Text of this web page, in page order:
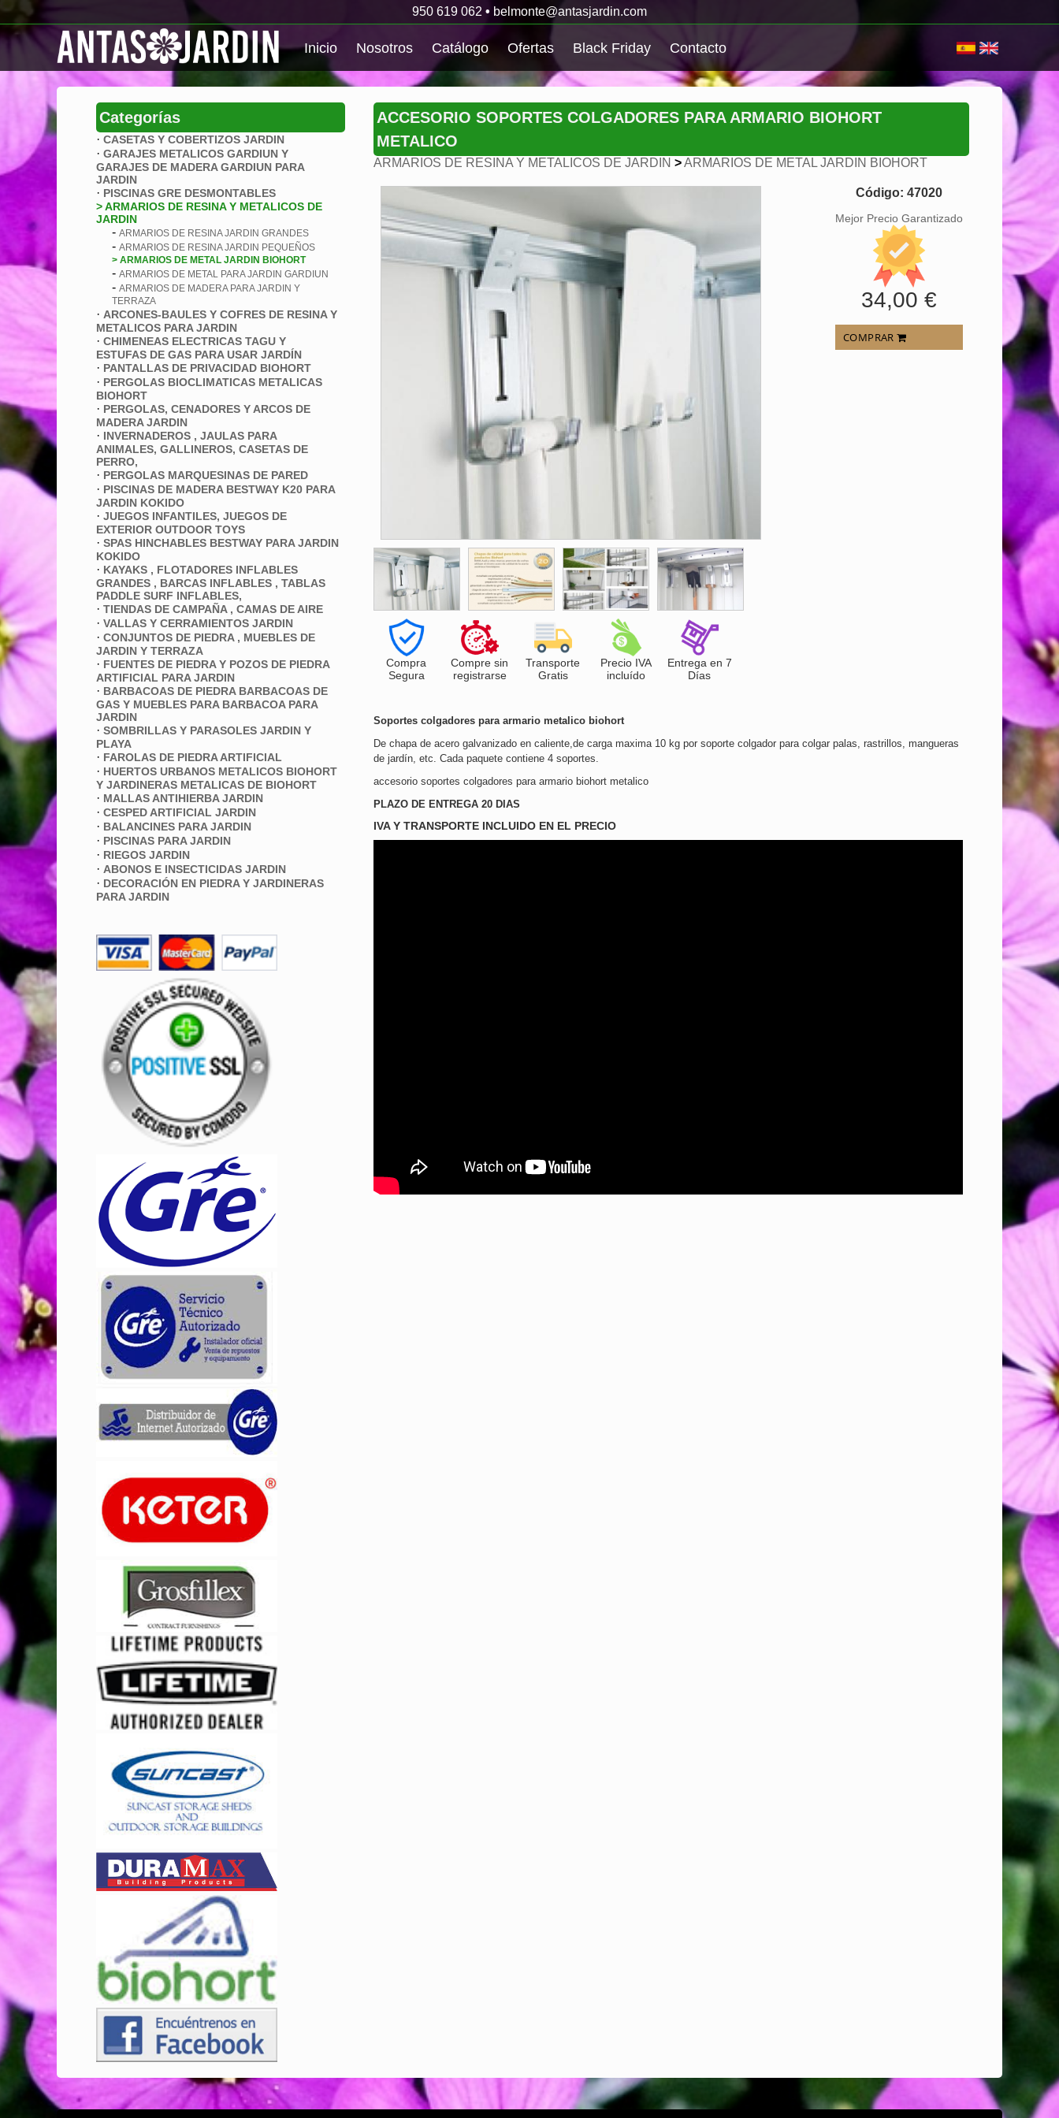
950 619 062 • belmonte@antasjardin.com
Inicio Nosotros Catálogo Ofertas Black Friday Contacto
Categorías
· CASETAS Y COBERTIZOS JARDIN
· GARAJES METALICOS GARDIUN Y
GARAJES DE MADERA GARDIUN PARA
JARDIN
· PISCINAS GRE DESMONTABLES
> ARMARIOS DE RESINA Y METALICOS DE
JARDIN
- ARMARIOS DE RESINA JARDIN GRANDES
- ARMARIOS DE RESINA JARDIN PEQUEÑOS
> ARMARIOS DE METAL JARDIN BIOHORT
- ARMARIOS DE METAL PARA JARDIN GARDIUN
- ARMARIOS DE MADERA PARA JARDIN Y
TERRAZA
· ARCONES-BAULES Y COFRES DE RESINA Y
METALICOS PARA JARDIN
· CHIMENEAS ELECTRICAS TAGU Y
ESTUFAS DE GAS PARA USAR JARDÍN
· PANTALLAS DE PRIVACIDAD BIOHORT
· PERGOLAS BIOCLIMATICAS METALICAS
BIOHORT
· PERGOLAS, CENADORES Y ARCOS DE
MADERA JARDIN
· INVERNADEROS , JAULAS PARA
ANIMALES, GALLINEROS, CASETAS DE
PERRO,
· PERGOLAS MARQUESINAS DE PARED
· PISCINAS DE MADERA BESTWAY K20 PARA
JARDIN KOKIDO
· JUEGOS INFANTILES, JUEGOS DE
EXTERIOR OUTDOOR TOYS
· SPAS HINCHABLES BESTWAY PARA JARDIN
KOKIDO
· KAYAKS , FLOTADORES INFLABLES
GRANDES , BARCAS INFLABLES , TABLAS
PADDLE SURF INFLABLES,
· TIENDAS DE CAMPAÑA , CAMAS DE AIRE
· VALLAS Y CERRAMIENTOS JARDIN
· CONJUNTOS DE PIEDRA , MUEBLES DE
JARDIN Y TERRAZA
· FUENTES DE PIEDRA Y POZOS DE PIEDRA
ARTIFICIAL PARA JARDIN
· BARBACOAS DE PIEDRA BARBACOAS DE
GAS Y MUEBLES PARA BARBACOA PARA
JARDIN
· SOMBRILLAS Y PARASOLES JARDIN Y
PLAYA
· FAROLAS DE PIEDRA ARTIFICIAL
· HUERTOS URBANOS METALICOS BIOHORT
Y JARDINERAS METALICAS DE BIOHORT
· MALLAS ANTIHIERBA JARDIN
· CESPED ARTIFICIAL JARDIN
· BALANCINES PARA JARDIN
· PISCINAS PARA JARDIN
· RIEGOS JARDIN
· ABONOS E INSECTICIDAS JARDIN
· DECORACIÓN EN PIEDRA Y JARDINERAS
PARA JARDIN
ACCESORIO SOPORTES COLGADORES PARA ARMARIO BIOHORT
METALICO
ARMARIOS DE RESINA Y METALICOS DE JARDIN >ARMARIOS DE METAL JARDIN BIOHORT
Compra
Segura
Compre sin
registrarse
Transporte
Gratis
Precio IVA
incluído
Entrega en 7
Días
Código: 47020
Mejor Precio Garantizado
34,00 €
COMPRAR
Soportes colgadores para armario metalico biohort
De chapa de acero galvanizado en caliente,de carga maxima 10 kg por soporte colgador para colgar palas, rastrillos, mangueras
de jardín, etc. Cada paquete contiene 4 soportes.
accesorio soportes colgadores para armario biohort metalico
PLAZO DE ENTREGA 20 DIAS
IVA Y TRANSPORTE INCLUIDO EN EL PRECIO